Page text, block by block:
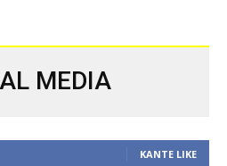
MEDIA
ΚΆΝΤΕ LIKE